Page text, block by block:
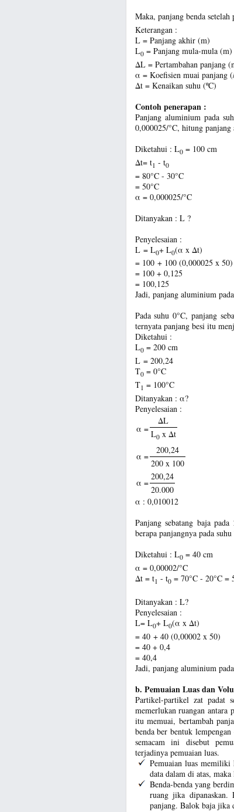
Maka, panjang benda
Keterangan :
L = Panjang akhir (m)
L0= Panjang mula-mula (m)
ΔL = Pertambahan panjang
α = Koefisien muai panjang
Δt = Kenaikan suhu (ºC)
Contoh penerapan :
Panjang aluminium pada
0,000025/°C, hitung
Diketahui : L0= 100 cm
Δt= t1 - t0
= 80°C - 30°C
= 50°C
α = 0,000025/°C
Ditanyakan : L ?
Penyelesaian :
L = L0+ L0(α x Δt)
= 100 + 100 (0,000025 x 50)
= 100 + 0,125
= 100,125
Jadi, panjang aluminium
Pada suhu 0°C, panjang
ternyata panjang besi itu
Diketahui :
L0= 200 cm
L = 200,24
T0= 0°C
T1 = 100°C
Ditanyakan : α?
Penyelesaian :
α =
ΔL
L0x Δt
α =
200,24
200 x 100
α =
200,24
20.000
α : 0,010012
Panjang sebatang baja
berapa panjangnya pada suhu
Diketahui : L0= 40 cm
α = 0,00002/°C
Δt = t1 - t0= 70°C - 20°C =
Ditanyakan : L?
Penyelesaian :
L= L0+ L0(α x Δt)
= 40 + 40 (0,00002 x 50)
= 40 + 0,4
= 40,4
Jadi, panjang aluminium
b. Pemuaian Luas dan
Partikel-partikel zat padat
memerlukan ruangan antara
itu memuai, bertambah
benda ber bentuk
semacam ini disebut
terjadinya pemuaian luas.
Pemuaian luas memiliki
data dalam di atas,
Benda-benda yang
ruang jika
panjang. Balok baja jika